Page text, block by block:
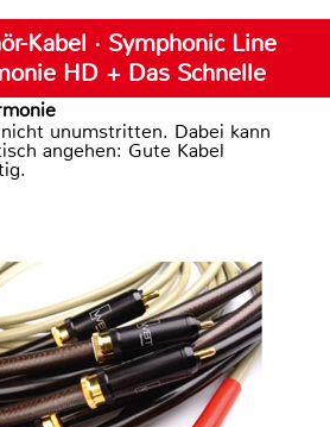
Kabel · Symphonic Line
HD + Das Schnelle
unumstritten. Dabei kann
angehen: Gute Kabel